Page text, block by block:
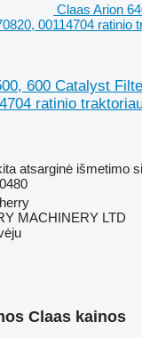
Claas Arion
00114704 ratinio
600 Catalyst
ratinio
atsarginė išmetimo
MACHINERY LTD
Claas kainos